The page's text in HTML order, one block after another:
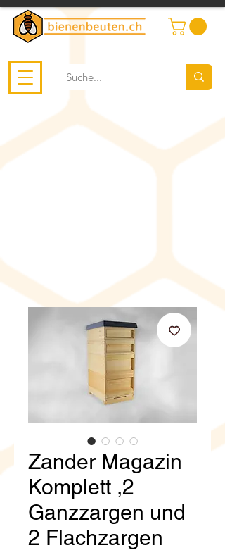
Zander Magazin
Komplett ,2
Ganzzargen und
2 Flachzargen